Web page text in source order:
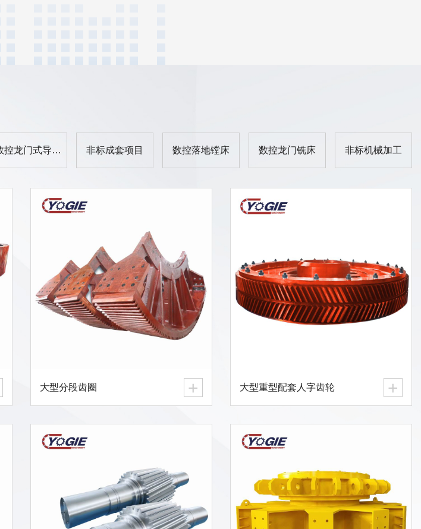
非标机械加工
数控龙门铣床
数控落地镗床
非标成套项目
数控龙门式导轨磨
大型分段齿圈 + 大型重型配套人字齿轮 +